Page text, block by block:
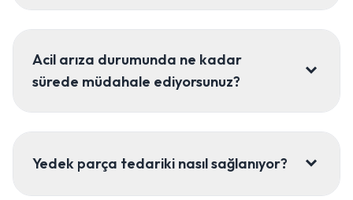
Acil arıza durumunda ne kadar
sürede müdahale ediyorsunuz?
Yedek parça tedariki nasıl sağlanıyor?